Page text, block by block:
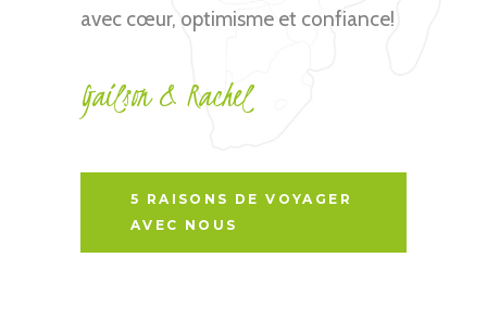
avec cœur, optimisme et confiance!
Gailson & Rachel
5 RAISONS DE VOYAGER
AVEC NOUS